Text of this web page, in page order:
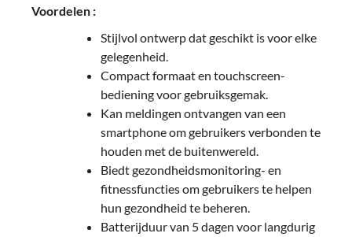
Voordelen :
Stijlvol ontwerp dat geschikt is voor elke
gelegenheid.
Compact formaat en touchscreen-
bediening voor gebruiksgemak.
Kan meldingen ontvangen van een
smartphone om gebruikers verbonden te
houden met de buitenwereld.
Biedt gezondheidsmonitoring- en
fitnessfuncties om gebruikers te helpen
hun gezondheid te beheren.
Batterijduur van 5 dagen voor langdurig